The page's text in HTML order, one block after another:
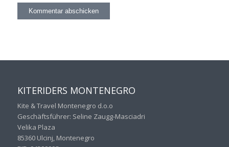
KITERIDERS MONTENEGRO
Kite & Travel Montenegro d.o.o
Geschäftsführer: Seline Zaugg-Masciadri
Velika Plaza
85360 Ulcinj, Montenegro